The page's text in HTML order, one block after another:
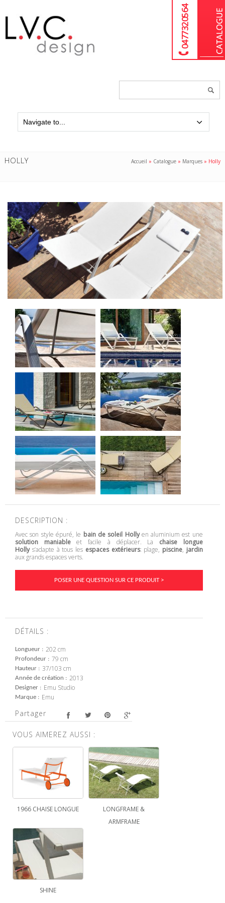
04 77 32 05 64
HOLLY Accueil » Catalogue » Marques » Holly
DESCRIPTION :
Avec son style épuré, le bain de soleil Hollyen aluminium est une
solution maniableet facile à déplacer. La chaise longue
Hollys’adapte à tous les espaces extérieurs: plage, piscine, jardin
aux grands espaces verts.
POSER UNE QUESTION SUR CE PRODUIT >
DÉTAILS :
Longueur 202 cm
Profondeur 79 cm
Hauteur 37/103 cm
Année de création 2013
Designer Emu Studio
Marque Emu
Partager
VOUS AIMEREZ AUSSI :
1966 CHAISE LONGUE
LONGFRAME &
ARMFRAME
SHINE